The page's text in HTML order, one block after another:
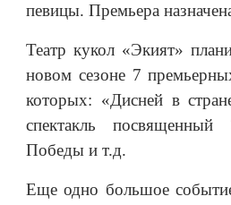
певицы. Премьера
Театр кукол «Экият»
новом сезоне 7
которых: «Дисней в
спектакль посвященный
Победы и т.д.
Еще одно большое